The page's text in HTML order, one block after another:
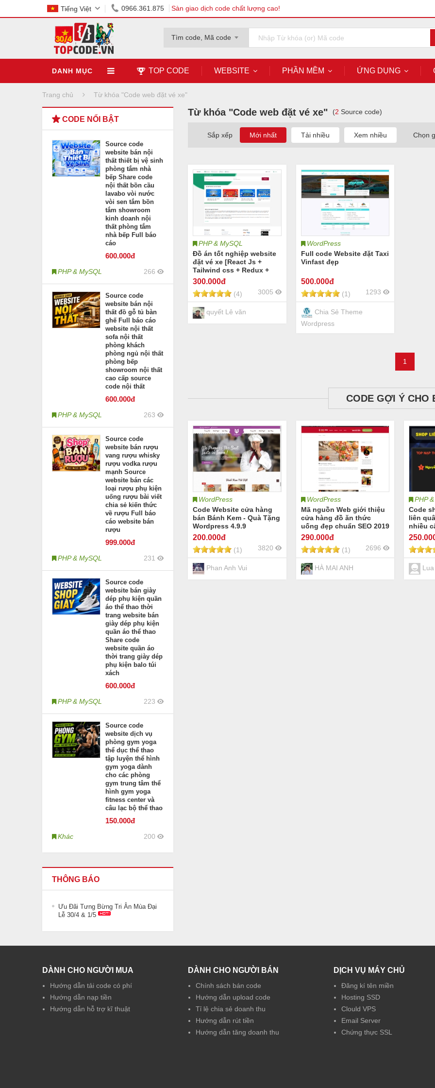
Tiếng Việt 0966.361.875 Sàn giao dịch code chất lượng cao!
Tìm code, Mã code
DANH MỤC TOP CODE WEBSITE PHẦN MỀM ỨNG DỤNG
Trang chủ Từ khóa "Code web đặt vé xe"
Từ khóa "Code web đặt vé xe" (2 Source code)
Sắp xếp
PHP & MySQL
Đồ án tốt nghiệp website
đặt vé xe [React Js +
Tailwind css + Redux +
Laravel + Tài Liệu]
300.000đ
(4) 3005
quyết Lê văn
WordPress
Full code Website đặt Taxi
Vinfast đẹp
500.000đ
(1) 1293
Chia Sẻ Theme
Wordpress
1
CODE GỢI Ý CHO
WordPress
Code Website cửa hàng
bán Bánh Kem - Quà Tặng
Wordpress 4.9.9
200.000đ
(1) 3820
Phan Anh Vui
WordPress
Mã nguồn Web giới thiệu
cửa hàng đồ ăn thức
uống đẹp chuẩn SEO 2019
290.000đ
(1) 2696
HÀ MAI ANH
PHP
Code
liên
nhiều
250
CODE NỔI BẬT
Source code
website bán nội
thất thiết bị vệ sinh
phòng tắm nhà
bếp Share code
nội thất bồn cầu
lavabo vòi nước
vòi sen tắm bồn
tắm showroom
kinh doanh nội
thất phòng tắm
nhà bếp Full báo
cáo
600.000đ
PHP & MySQL 266
Source code
website bán nội
thất đồ gỗ tủ bàn
ghế Full báo cáo
website nội thất
sofa nội thất
phòng khách
phòng ngủ nội thất
phòng bếp
showroom nội thất
cao cấp source
code nội thất
600.000đ
PHP & MySQL 263
Source code
website bán rượu
vang rượu whisky
rượu vodka rượu
mạnh Source
website bán các
loại rượu phụ kiện
uống rượu bài viết
chia sẻ kiến thức
về rượu Full báo
cáo website bán
rượu
999.000đ
PHP & MySQL 231
Source code
website bán giày
dép phụ kiện quần
áo thể thao thời
trang website bán
giày dép phụ kiện
quần áo thể thao
Share code
website quần áo
thời trang giày dép
phụ kiện balo túi
xách
600.000đ
PHP & MySQL 223
Source code
website dịch vụ
phòng gym yoga
thể dục thể thao
tập luyện thể hình
gym yoga dành
cho các phòng
gym trung tâm thể
hình gym yoga
fitness center và
câu lạc bộ thể thao
150.000đ
Khác 200
THÔNG BÁO
Ưu Đãi Tưng Bừng Tri Ân Mùa Đại
Lễ 30/4 & 1/5
DÀNH CHO NGƯỜI MUA
Hướng dẫn tải code có phí
Hướng dẫn nạp tiền
Hướng dẫn hỗ trợ kĩ thuật
DÀNH CHO NGƯỜI BÁN
Chính sách bán code
Hướng dẫn upload code
Tỉ lệ chia sẻ doanh thu
Hướng dẫn rút tiền
Hướng dẫn tăng doanh thu
DỊCH VỤ MÁY CHỦ
Đăng kí tên miền
Hosting SSD
Clould VPS
Email Server
Chứng thực SSL